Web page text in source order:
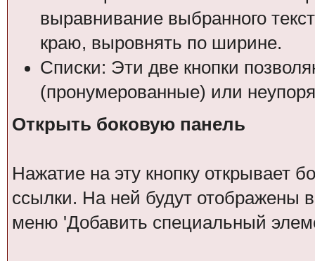
выравнивание выбранного
краю, выровнять по ширине.
Списки: Эти две кнопки
(пронумерованные) или
Открыть боковую панель
Нажатие на эту кнопку открывает
ссылки. На ней будут отображены
меню 'Добавить специальный